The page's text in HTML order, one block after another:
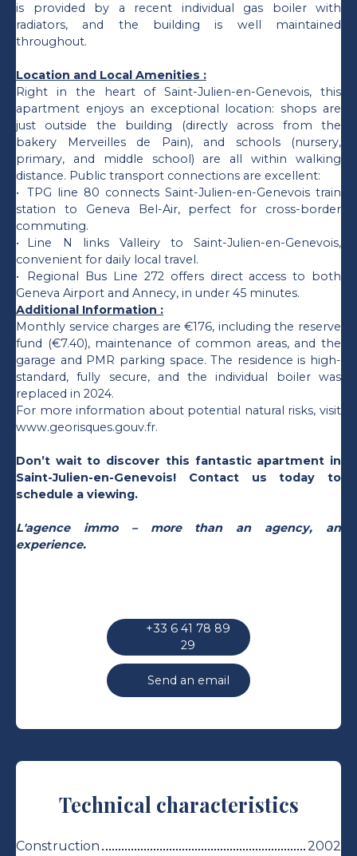
is provided by a recent individual gas boiler with
radiators, and the building is well maintained
throughout.
Location and Local Amenities :
Right in the heart of Saint-Julien-en-Genevois, this
apartment enjoys an exceptional location: shops are
just outside the building (directly across from the
bakery Merveilles de Pain), and schools (nursery,
primary, and middle school) are all within walking
distance. Public transport connections are excellent:
TPG line 80 connects Saint-Julien-en-Genevois train
station to Geneva Bel-Air, perfect for cross-border
commuting.
Line N links Valleiry to Saint-Julien-en-Genevois,
convenient for daily local travel.
Regional Bus Line 272 offers direct access to both
Geneva Airport and Annecy, in under 45 minutes.
Additional Information :
Monthly service charges are €176, including the reserve
fund (€7.40), maintenance of common areas, and the
garage and PMR parking space. The residence is high-
standard, fully secure, and the individual boiler was
replaced in 2024.
For more information about potential natural risks, visit
www.georisques.gouv.fr.
Don’t wait to discover this fantastic apartment in
Saint-Julien-en-Genevois! Contact us today to
schedule a viewing.
L'agence immo – more than an agency, an
experience.
+33 6 41 78 89
29
Send an email
Technical characteristics
Construction
2002